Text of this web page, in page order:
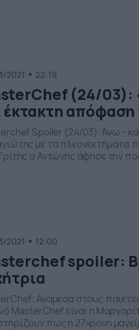
2021 22:19
(24/03):
Spoiler (24/03): Άνω –
με τα πλεονεκτήματα
ο Αντώνης άφησε την
2021 12:00
spoiler:
Ανάμεσα στους
MasterChef είναι η
πως η 27χρονη